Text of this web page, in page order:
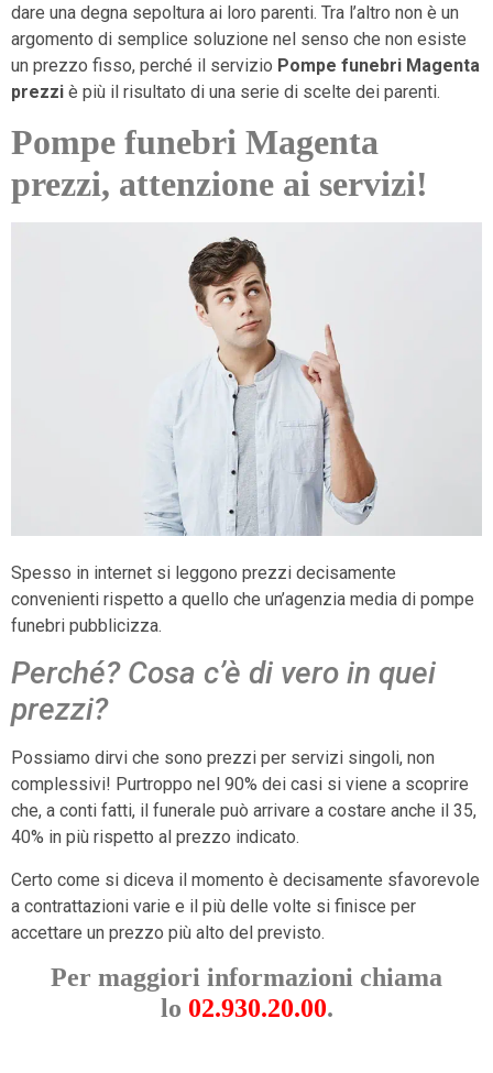
dare una degna sepoltura ai loro parenti. Tra l’altro non è un
argomento di semplice soluzione nel senso che non esiste
un prezzo fisso, perché il servizio Pompe funebri Magenta
prezzi è più il risultato di una serie di scelte dei parenti.
Pompe funebri Magenta
prezzi, attenzione ai servizi!
Spesso in internet si leggono prezzi decisamente
convenienti rispetto a quello che un’agenzia media di pompe
funebri pubblicizza.
Perché? Cosa c’è di vero in quei
prezzi?
Possiamo dirvi che sono prezzi per servizi singoli, non
complessivi! Purtroppo nel 90% dei casi si viene a scoprire
che, a conti fatti, il funerale può arrivare a costare anche il 35,
40% in più rispetto al prezzo indicato.
Certo come si diceva il momento è decisamente sfavorevole
a contrattazioni varie e il più delle volte si finisce per
accettare un prezzo più alto del previsto.
Per maggiori informazioni chiama
lo 02.930.20.00.